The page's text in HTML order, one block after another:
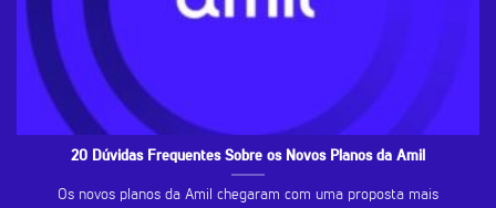
20 Dúvidas Frequentes Sobre os Novos Planos da Amil
Os novos planos da Amil chegaram com uma proposta mais